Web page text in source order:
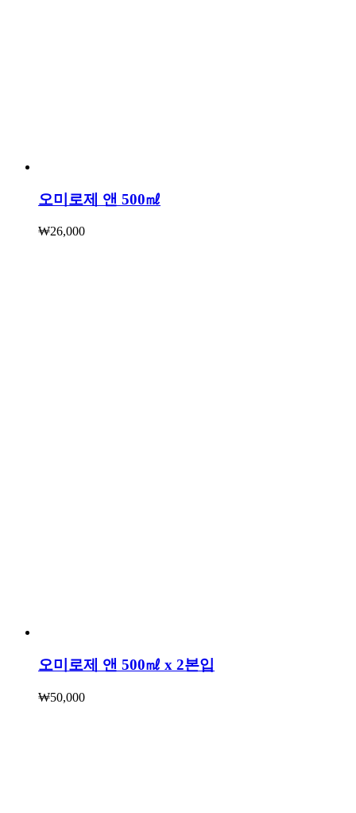
오미로제 앤 500㎖
₩26,000
오미로제 앤 500㎖ x 2본입
₩50,000